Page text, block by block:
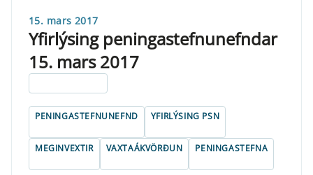
15. mars 2017
Yfirlýsing peningastefnunefndar
15. mars 2017
PENINGASTEFNUNEFND YFIRLÝSING PSN
MEGINVEXTIR VAXTAÁKVÖRÐUN PENINGASTEFNA